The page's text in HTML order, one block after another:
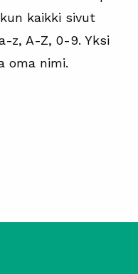
kaikki sivut
z, A-Z, 0-9. Yksi
oma nimi.